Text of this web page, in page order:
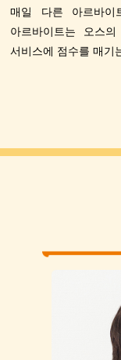
매일 다른 아르바이
아르바이트는 오스
서비스에 점수를 매기